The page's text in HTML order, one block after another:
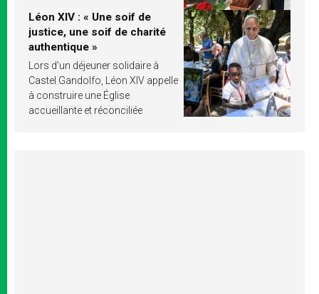
Léon XIV : « Une soif de
justice, une soif de charité
authentique »
Lors d’un déjeuner solidaire à
Castel Gandolfo, Léon XIV appelle
à construire une Église
accueillante et réconciliée